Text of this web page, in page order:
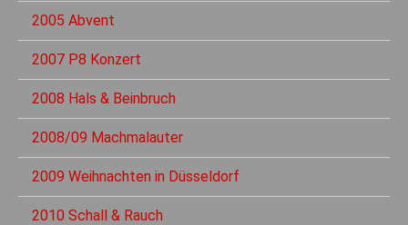
2005 Abvent
2007 P8 Konzert
2008 Hals & Beinbruch
2008/09 Machmalauter
2009 Weihnachten in Düsseldorf
2010 Schall & Rauch